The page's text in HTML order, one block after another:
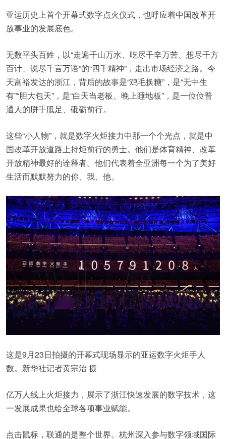
亚运历史上首个开幕式数字点火仪式，也呼应着中国改革开
放事业的发展底色。
无数平头百姓，以“走遍千山万水、吃尽千辛万苦、想尽千方
百计、说尽千言万语”的“四千精神”，走出市场经济之路。今
天富裕发达的浙江，背后的故事是“鸡毛换糖”，是“无中生
有”“胆大包天”，是“白天当老板、晚上睡地板”，是一位位普
通人的胼手胝足、砥砺前行。
这些“小人物”，就是数字火炬接力中那一个个光点，就是中
国改革开放道路上持炬前行的勇士。他们是体育精神、改革
开放精神最好的诠释者。他们代表着全亚洲每一个为了美好
生活而默默努力的你、我、他。
这是9月23日拍摄的开幕式现场显示的亚运数字火炬手人
数。新华社记者黄宗治 摄
亿万人线上火炬接力，展示了浙江快速发展的数字技术，这
一发展成果也给全球各项事业赋能。
点击鼠标，联通的是整个世界。杭州深入参与数字领域国际